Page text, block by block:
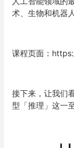
术、生物和机器
课程页面：
接下来，让我们
型「推理」这一